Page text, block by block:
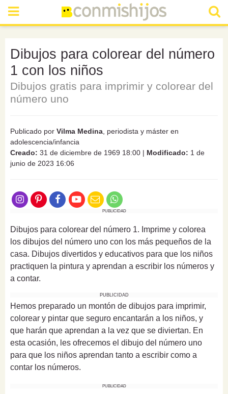
Dibujos para colorear del número
1 con los niños
Dibujos gratis para imprimir y colorear del
número uno
Publicado por Vilma Medina , periodista y máster en
adolescencia/infancia
Creado: 31 de diciembre de 1969 18:00 | Modificado: 1 de
junio de 2023 16:06
PUBLICIDAD
Dibujos para colorear del número 1. Imprime y colorea
los dibujos del número uno con los más pequeños de la
casa. Dibujos divertidos y educativos para que los niños
practiquen la pintura y aprendan a escribir los números y
a contar.
PUBLICIDAD
Hemos preparado un montón de dibujos para imprimir,
colorear y pintar que seguro encantarán a los niños, y
que harán que aprendan a la vez que se diviertan. En
esta ocasión, les ofrecemos el dibujo del número uno
para que los niños aprendan tanto a escribir como a
contar los números.
PUBLICIDAD